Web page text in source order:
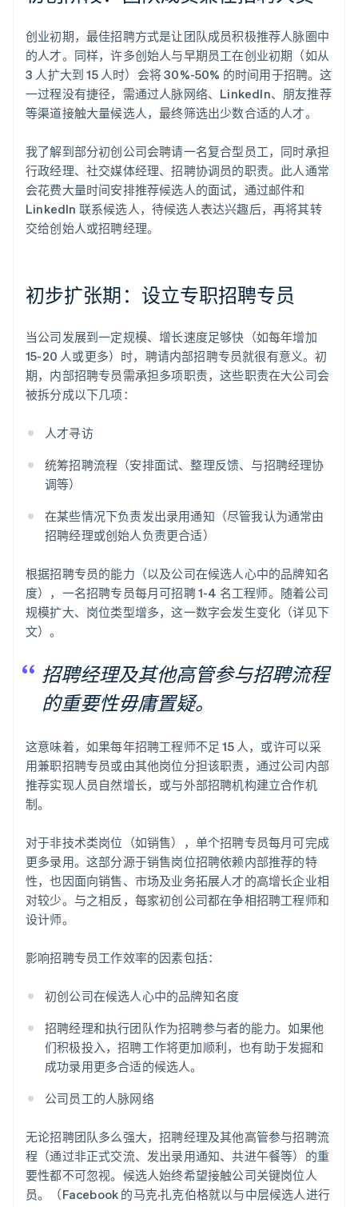
创业初期，最佳招聘方式是让团队成员积极推荐人脉圈中
的人才。同样，许多创始人与早期员工在创业初期（如从
3 人扩大到 15 人时）会将 30%-50% 的时间用于招聘。这
一过程没有捷径，需通过人脉网络、LinkedIn、朋友推荐
等渠道接触大量候选人，最终筛选出少数合适的人才。
我了解到部分初创公司会聘请一名复合型员工，同时承担
行政经理、社交媒体经理、招聘协调员的职责。此人通常
会花费大量时间安排推荐候选人的面试，通过邮件和
LinkedIn 联系候选人，待候选人表达兴趣后，再将其转
交给创始人或招聘经理。
初步扩张期：设立专职招聘专员
当公司发展到一定规模、增长速度足够快（如每年增加
15-20 人或更多）时，聘请内部招聘专员就很有意义。初
期，内部招聘专员需承担多项职责，这些职责在大公司会
被拆分成以下几项：
人才寻访
统筹招聘流程（安排面试、整理反馈、与招聘经理协
调等）
在某些情况下负责发出录用通知（尽管我认为通常由
招聘经理或创始人负责更合适）
根据招聘专员的能力（以及公司在候选人心中的品牌知名
度），一名招聘专员每月可招聘 1-4 名工程师。随着公司
规模扩大、岗位类型增多，这一数字会发生变化（详见下
文）。
招聘经理及其他高管参与招聘流程
的重要性毋庸置疑。
这意味着，如果每年招聘工程师不足 15 人，或许可以采
用兼职招聘专员或由其他岗位分担该职责，通过公司内部
推荐实现人员自然增长，或与外部招聘机构建立合作机
制。
对于非技术类岗位（如销售），单个招聘专员每月可完成
更多录用。这部分源于销售岗位招聘依赖内部推荐的特
性，也因面向销售、市场及业务拓展人才的高增长企业相
对较少。与之相反，每家初创公司都在争相招聘工程师和
设计师。
影响招聘专员工作效率的因素包括：
初创公司在候选人心中的品牌知名度
招聘经理和执行团队作为招聘参与者的能力。如果他
们积极投入，招聘工作将更加顺利，也有助于发掘和
成功录用更多合适的候选人。
公司员工的人脉网络
无论招聘团队多么强大，招聘经理及其他高管参与招聘流
程（通过非正式交流、发出录用通知、共进午餐等）的重
要性都不可忽视。候选人始终希望接触公司关键岗位人
员。（Facebook 的马克·扎克伯格就以与中层候选人进行